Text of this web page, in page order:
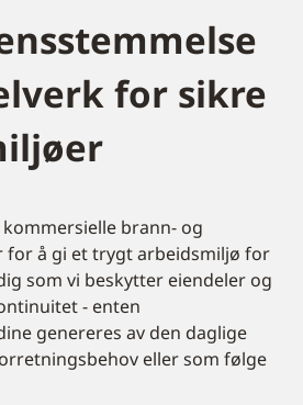
for sikre
brann- og
for å gi et trygt arbeidsmiljø for
som vi beskytter eiendeler og
- enten
genereres av den daglige
eller som følge